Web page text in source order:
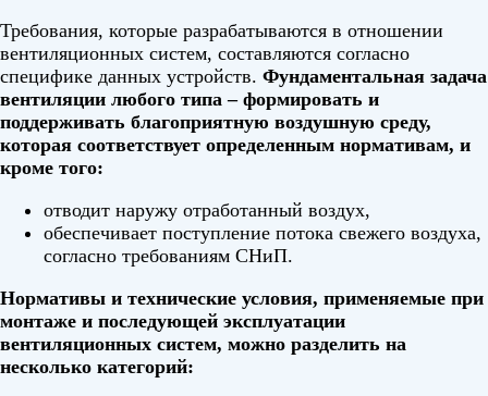
Требования, которые разрабатываются в отношении
вентиляционных систем, составляются согласно
специфике данных устройств. Фундаментальная задача
вентиляции любого типа – формировать и
поддерживать благоприятную воздушную среду,
которая соответствует определенным нормативам, и
кроме того:
отводит наружу отработанный воздух,
обеспечивает поступление потока свежего воздуха,
согласно требованиям СНиП.
Нормативы и технические условия, применяемые при
монтаже и последующей эксплуатации
вентиляционных систем, можно разделить на
несколько категорий: